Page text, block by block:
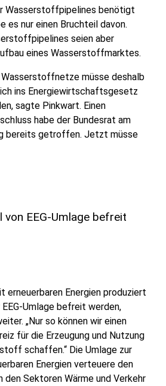
Wasserstoffpipelines benötigt
es nur einen Bruchteil davon.
seien aber
eines Wasserstoffmarktes.
Wasserstoffnetze müsse deshalb
ins Energiewirtschaftsgesetz
sagte Pinkwart. Einen
habe der Bundesrat am
bereits getroffen. Jetzt müsse
EEG-Umlage befreit
erneuerbaren Energien produziert
Umlage befreit werden,
„Nur so können wir einen
für die Erzeugung und Nutzung
schaffen.“ Die Umlage zur
Energien verteuere den
den Sektoren Wärme und Verkehr